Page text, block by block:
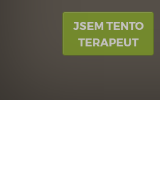
JSEM TENTO
TERAPEUT